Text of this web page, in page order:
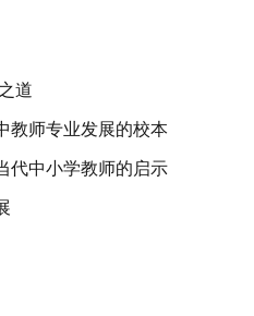
道
教师专业发展的校本
代中小学教师的启示